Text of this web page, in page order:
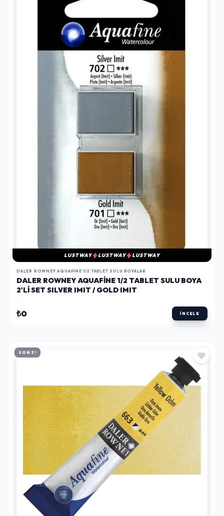
LUSTWAY LUSTWAY LUSTWAY
DALER ROWNEY AQUAFINE 1/2 TABLET SULU BOYALAR
DALER ROWNEY AQUAFINE 1/2 TABLET SULU BOYA
2'LI SET SILVER IMIT / GOLD IMIT
₺0 İNCELE
SON 3!